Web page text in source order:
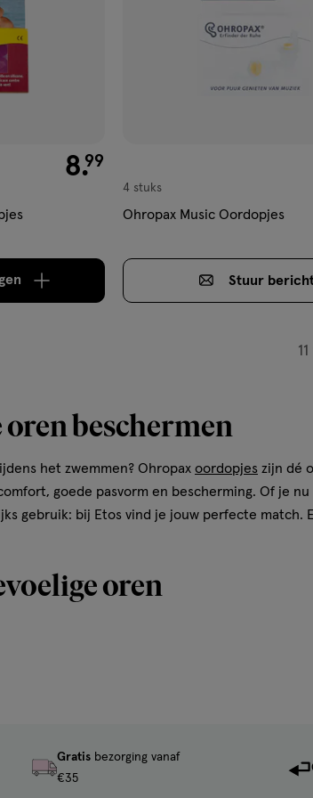
€ 8.99
8.99
verhoog aantal met één Bijna uitverkocht!Er
4 stuks
Ohropax Music Oordopjes
Stuur
11
beschermen
het zwemmen? Ohropax oordopjes zijn dé
goede pasvorm en bescherming. Of je
gebruik: bij Etos vind je jouw perfecte match.
oren
hard geluid.Handig als je vaak last hebt van
Gratisbezorging vanaf
€35